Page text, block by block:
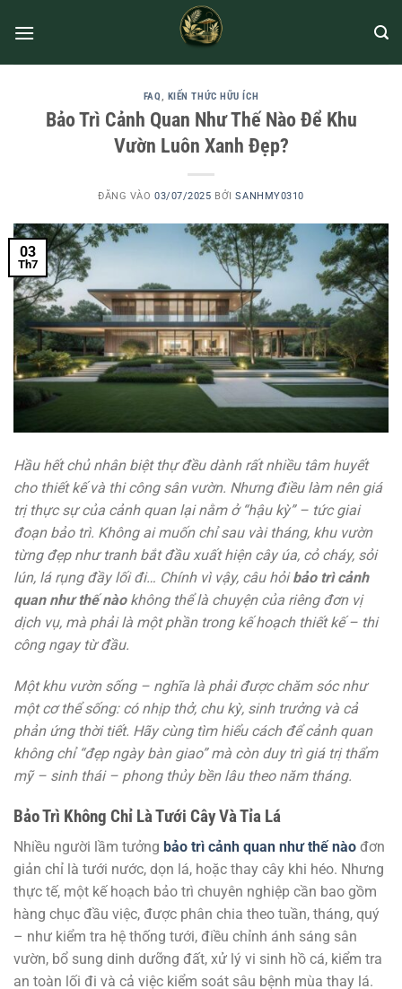
FAQ, KIẾN THỨC HỮU ÍCH
Bảo Trì Cảnh Quan Như Thế Nào Để Khu
Vườn Luôn Xanh Đẹp?
ĐĂNG VÀO 03/07/2025 BỞISANHMY0310
03
Th7
Hầu hết chủ nhân biệt thự đều dành rất nhiều tâm huyết
cho thiết kế và thi công sân vườn. Nhưng điều làm nên giá
trị thực sự của cảnh quan lại nằm ở “hậu kỳ” – tức giai
đoạn bảo trì. Không ai muốn chỉ sau vài tháng, khu vườn
từng đẹp như tranh bắt đầu xuất hiện cây úa, cỏ cháy, sỏi
lún, lá rụng đầy lối đi… Chính vì vậy, câu hỏibảo trì cảnh
quan như thế nàokhông thể là chuyện của riêng đơn vị
dịch vụ, mà phải là một phần trong kế hoạch thiết kế – thi
công ngay từ đầu.
Một khu vườn sống – nghĩa là phải được chăm sóc như
một cơ thể sống: có nhịp thở, chu kỳ, sinh trưởng và cả
phản ứng thời tiết. Hãy cùng tìm hiểu cách để cảnh quan
không chỉ “đẹp ngày bàn giao” mà còn duy trì giá trị thẩm
mỹ – sinh thái – phong thủy bền lâu theo năm tháng.
Bảo Trì Không Chỉ Là Tưới Cây Và Tỉa Lá
Nhiều người lầm tưởng bảo trì cảnh quan như thế nào đơn
giản chỉ là tưới nước, dọn lá, hoặc thay cây khi héo. Nhưng
thực tế, một kế hoạch bảo trì chuyên nghiệp cần bao gồm
hàng chục đầu việc, được phân chia theo tuần, tháng, quý
– như kiểm tra hệ thống tưới, điều chỉnh ánh sáng sân
vườn, bổ sung dinh dưỡng đất, xử lý vi sinh hồ cá, kiểm tra
an toàn lối đi và cả việc kiểm soát sâu bệnh mùa thay lá.